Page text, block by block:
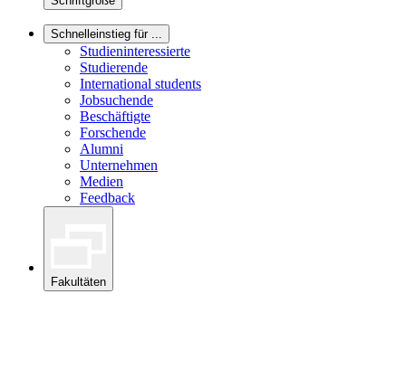
Schnelleinstieg für ...
Studieninteressierte
Studierende
International students
Jobsuchende
Beschäftigte
Forschende
Alumni
Unternehmen
Medien
Feedback
Fakultäten